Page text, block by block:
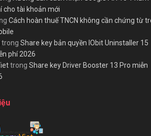
cho tài khoản mới
Cách hoàn thuế TNCN không cần chứng từ
trong Share key bản quyền IObit Uninstaller 15
phí 2026
trong Share key Driver Booster 13 Pro miễn